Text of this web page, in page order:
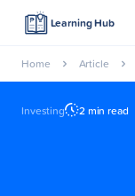
Learning Hub
Home Article
Investing 2 min read